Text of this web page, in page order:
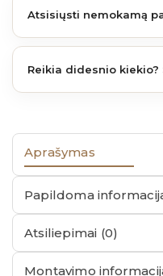
Atsisiųsti nemokamą
Reikia didesnio
Aprašymas
Papildoma
Atsiliepimai (0)
Montavimo